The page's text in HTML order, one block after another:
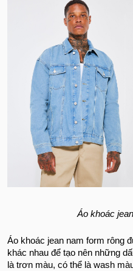
Áo khoác
Áo khoác jean nam form rông
khác nhau để tạo nên những
là trơn màu, có thể là wash